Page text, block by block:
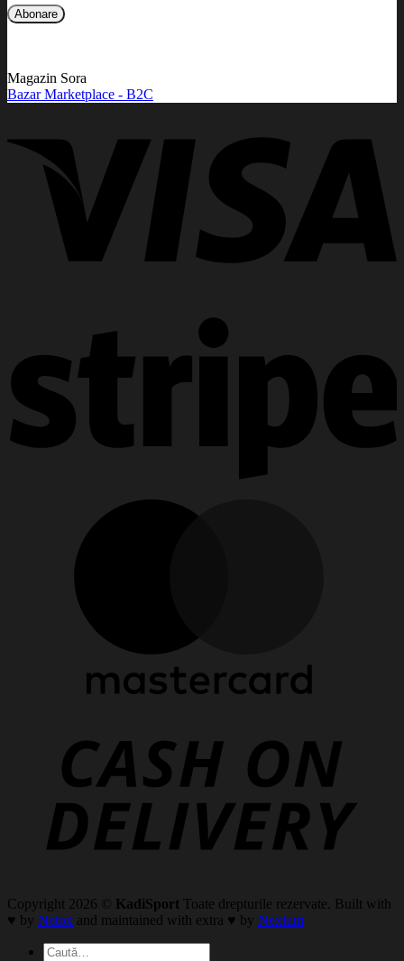
Magazin Sora
Bazar Marketplace - B2C
Copyright 2026 © KadiSport Toate drepturile rezervate. Built with
♥ by Netox and maintained with extra ♥ by Nexium
Caută